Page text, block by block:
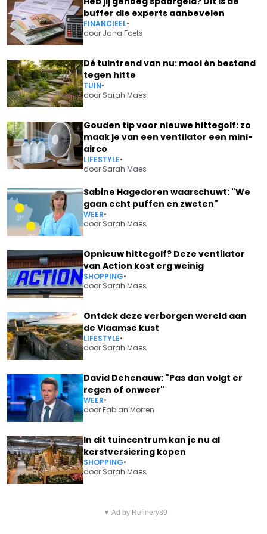
buffer die experts aanbevelen
FINANCIEEL•
door Jana Foets
Dé tuintrend van nu: mooi én bestand
tegen hitte
TUIN•
door Sarah Maes
Gouden tip voor nieuwe hittegolf: zo
maak je van een ventilator een mini-
airco
LIFESTYLE•
door Sarah Maes
Sabine Hagedoren waarschuwt: "We
gaan echt puffen en zweten"
WEER•
door Sarah Maes
Opnieuw hittegolf? Deze ventilator
van Action kost erg weinig
SHOPPING•
door Sarah Maes
Ontdek deze verborgen wereld aan
de Vlaamse kust
LIFESTYLE•
door Sarah Maes
David Dehenauw: "Pas dan volgt er
regen of onweer"
WEER•
doorFabian Morren
In dit tuincentrum kan je nu al
kerstversiering kopen
SHOPPING•
door Sarah Maes
KONINGIN MATHILDE HEEL
▼ Ad by Refinery89